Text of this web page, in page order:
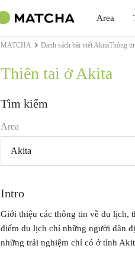
Area
MATCHA Danh sách bài viết AkitaThông
Thiên tai ở Akita
Tìm kiếm
Area
Akita
Intro
Giới thiệu các thông tin về du lịch,
điểm du lịch chỉ những người dân
những trải nghiệm chỉ có ở tỉnh